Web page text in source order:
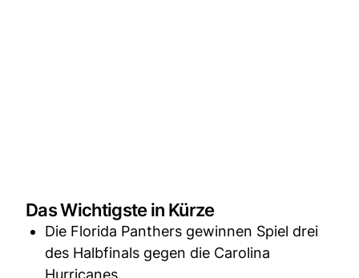
Das Wichtigste in Kürze
Die Florida Panthers gewinnen Spiel drei
des Halbfinals gegen die Carolina
Hurricanes.